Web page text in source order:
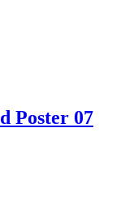
Poster 07